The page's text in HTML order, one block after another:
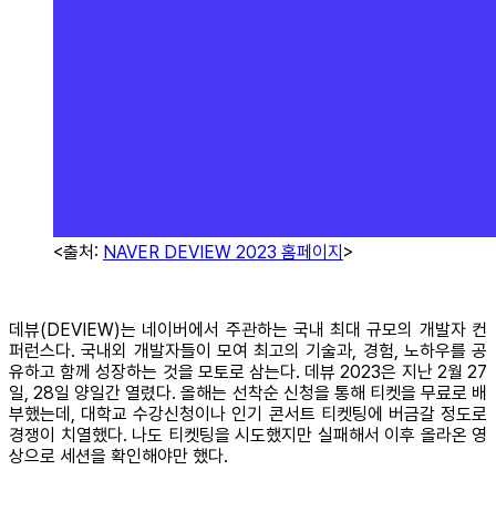
<출처: NAVER DEVIEW 2023 홈페이지>
데뷰(DEVIEW)는 네이버에서 주관하는 국내 최대 규모의 개발자 컨
퍼런스다. 국내외 개발자들이 모여 최고의 기술과, 경험, 노하우를 공
유하고 함께 성장하는 것을 모토로 삼는다. 데뷰 2023은 지난 2월 27
일, 28일 양일간 열렸다. 올해는 선착순 신청을 통해 티켓을 무료로 배
부했는데, 대학교 수강신청이나 인기 콘서트 티켓팅에 버금갈 정도로
경쟁이 치열했다. 나도 티켓팅을 시도했지만 실패해서 이후 올라온 영
상으로 세션을 확인해야만 했다.